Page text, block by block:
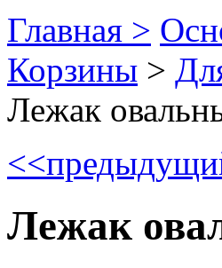
Главная >
Корзины >
Лежак
<<
Лежак